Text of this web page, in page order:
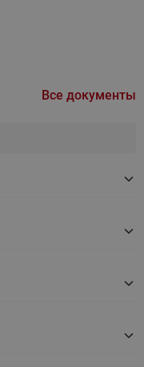
Все документы